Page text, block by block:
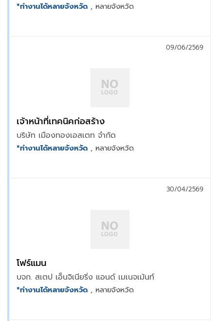
*ทำงานได้หลายจังหวัด , หลายจังหวัด
เจ้าหน้าที่เทคนิคก่อสร้าง
บริษัท เมืองทองเอสเตท จำกัด
09/06/2569
*ทำงานได้หลายจังหวัด , หลายจังหวัด
โฟร์แมน
บจก. สเตป เอ็นจิเนียริ่ง แอนด์ เมเนจเม้นท์
30/04/2569
*ทำงานได้หลายจังหวัด , หลายจังหวัด